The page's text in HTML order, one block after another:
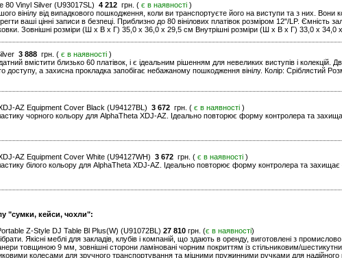
80 Vinyl Silver (U93017SL) 4 212 грн. ( є в наявності )
вінілу від випадкового пошкодження, коли ви транспортуєте його на виступи та з них. Вони
ваші цінні записи в безпеці. Приблизно до 80 вінілових платівок розміром 12"/LP. Ємність
Зовнішні розміри (Ш x В x Г) 35,0 x 36,0 x 29,5 см Внутрішні розміри (Ш x В x Г) 33,0 x 34,0
3 888 грн. ( є в наявності )
вмістити близько 60 платівок, і є ідеальним рішенням для невеликих виступів і колекцій.
доступу, а захисна прокладка запобігає небажаному пошкодження вінілу. Колір: Сріблястий
AZ Equipment Cover Black (U94127BL) 3 672 грн. ( є в наявності )
чорного кольору для AlphaTheta XDJ-AZ. Ідеально повторює форму контролера та
AZ Equipment Cover White (U94127WH) 3 672 грн. ( є в наявності )
білого кольору для AlphaTheta XDJ-AZ. Ідеально повторює форму контролера та захищає
"сумки, кейси, чохли":
Z-Style DJ Table Bl Plus(W) (U91072BL) 27 810 грн. (є в наявності)
Якісні меблі для закладів, клубів і компаній, що здають в оренду, виготовлені з промислово
товщиною 9 мм, зовнішні сторони ламіновані чорним покриттям із стільниковим/
колесами для зручного транспортування та міцними пружинними ручками для надійного